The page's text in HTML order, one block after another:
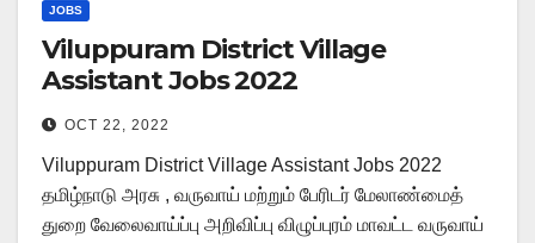
JOBS
Viluppuram District Village
Assistant Jobs 2022
OCT 22, 2022
Viluppuram District Village Assistant Jobs 2022
தமிழ்நாடு அரசு , வருவாய் மற்றும் பேரிடர் மேலாண்மைத்
துறை வேலைவாய்ப்பு அறிவிப்பு விழுப்புரம் மாவட்ட வருவாய்